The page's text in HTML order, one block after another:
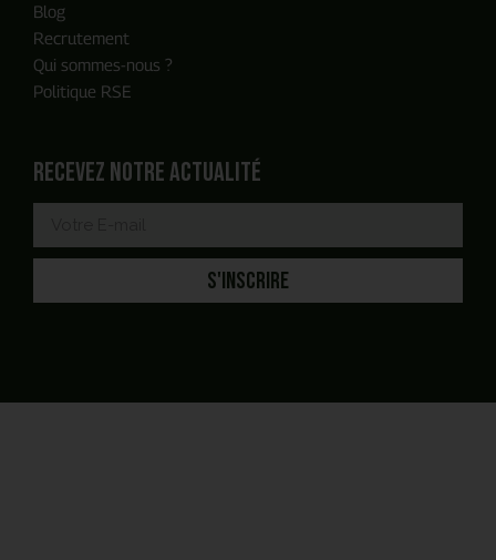
Blog
Recrutement
Qui sommes-nous ?
Politique RSE
Recevez notre actualité
S'INSCRIRE